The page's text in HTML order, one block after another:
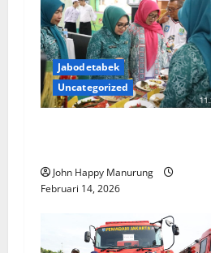
Jabodetabek
Uncategorized
John Happy Manurung
Februari 14, 2026